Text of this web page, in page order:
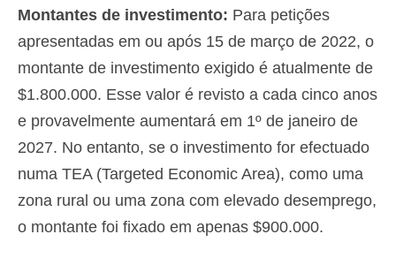
Montantes de investimento: Para petições
apresentadas em ou após 15 de março de 2022, o
montante de investimento exigido é atualmente de
$1.800.000. Esse valor é revisto a cada cinco anos
e provavelmente aumentará em 1º de janeiro de
2027. No entanto, se o investimento for efectuado
numa TEA (Targeted Economic Area), como uma
zona rural ou uma zona com elevado desemprego,
o montante foi fixado em apenas $900.000.